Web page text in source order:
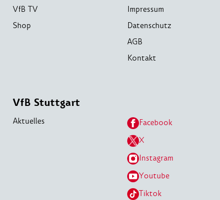
VfB TV
Shop
Impressum
Datenschutz
AGB
Kontakt
VfB Stuttgart
Aktuelles
Facebook
X
Instagram
Youtube
Tiktok